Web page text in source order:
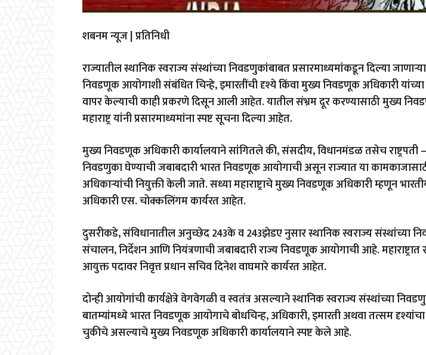
शबनम न्यूज | प्रतिनिधी
राज्यातील स्थानिक स्वराज्य संस्थांच्या निवडणुकांबाबत प्रसारमाध्यमांकडून दिल्या
निवडणूक आयोगाशी संबंधित चिन्हे, इमारतींची दृश्ये किंवा मुख्य निवडणूक अधिकारी यांच्या
वापर केल्याची काही प्रकरणे दिसून आली आहेत. यातील संभ्रम दूर करण्यासाठी मुख्य
महाराष्ट्र यांनी प्रसारमाध्यमांना स्पष्ट सूचना दिल्या आहेत.
मुख्य निवडणूक अधिकारी कार्यालयाने सांगितले की, संसदीय, विधानमंडळ तसेच राष्ट्रपती
निवडणुका घेण्याची जबाबदारी भारत निवडणूक आयोगाची असून राज्यात या
अधिकाऱ्यांची नियुक्ती केली जाते. सध्या महाराष्ट्राचे मुख्य निवडणूक अधिकारी म्हणून
अधिकारी एस. चोक्कलिंगम कार्यरत आहेत.
दुसरीकडे, संविधानातील अनुच्छेद 243के व 243झेडए नुसार स्थानिक स्वराज्य संस्थांच्या
संचालन, निर्देशन आणि नियंत्रणाची जबाबदारी राज्य निवडणूक आयोगाची आहे.
आयुक्त पदावर निवृत्त प्रधान सचिव दिनेश वाघमारे कार्यरत आहेत.
दोन्ही आयोगांची कार्यक्षेत्रे वेगवेगळी व स्वतंत्र असल्याने स्थानिक स्वराज्य संस्थांच्या
बातम्यांमध्ये भारत निवडणूक आयोगाचे बोधचिन्ह, अधिकारी, इमारती अथवा तत्सम
चुकीचे असल्याचे मुख्य निवडणूक अधिकारी कार्यालयाने स्पष्ट केले आहे.